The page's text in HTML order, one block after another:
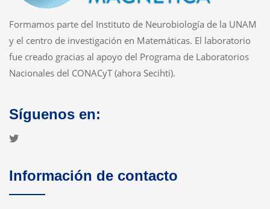
Formamos parte del Instituto de Neurobiología de la UNAM
y el centro de investigación en Matemáticas. El laboratorio
fue creado gracias al apoyo del Programa de Laboratorios
Nacionales del CONACyT (ahora Secihti).
Síguenos en:
Información de contacto